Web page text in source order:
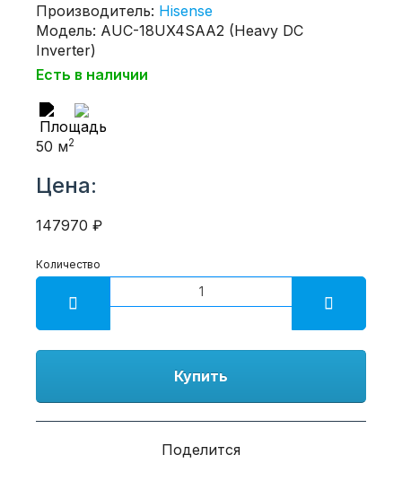
Производитель: Hisense
Модель: AUC-18UX4SAA2 (Heavy DC
Inverter)
Есть в наличии
50 м2
Цена:
147970 ₽
Количество
Купить
Поделится